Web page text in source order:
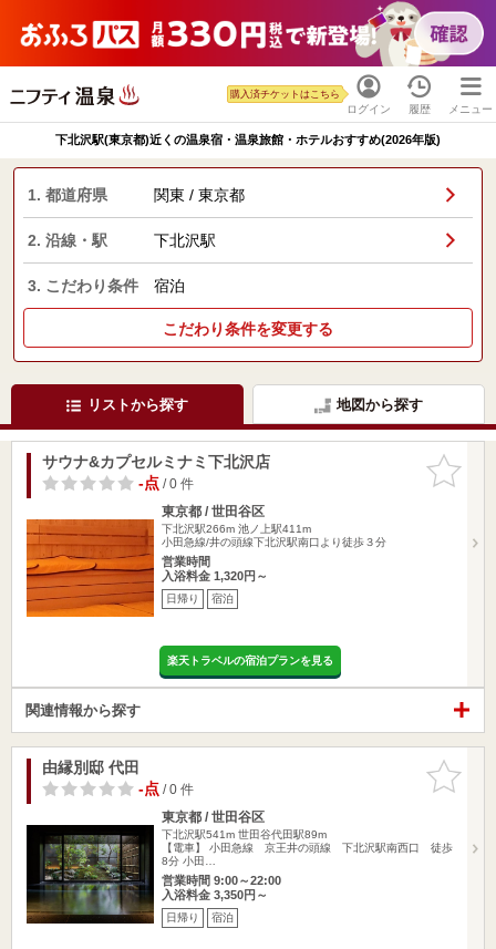
ログイン
購入済チケットはこちら
履歴 メニュー
下北沢駅(東京都)近くの温泉宿・温泉旅館・ホテルおすすめ(2026年版)
1. 都道府県 関東 / 東京都
2. 沿線・駅 下北沢駅
3. こだわり条件 宿泊
こだわり条件を変更する
リストから探す 地図から探す
お気に入
りに追加
サウナ&カプセルミナミ下北沢店
-点/ 0 件
東京都 / 世田谷区
下北沢駅266m 池ノ上駅411m
小田急線/井の頭線下北沢駅南口より徒歩３分
営業時間
入浴料金 1,320円～
日帰り 宿泊
楽天トラベルの宿泊プランを見る
関連情報から探す
お気に入
りに追加
由縁別邸 代田
-点/ 0 件
東京都 / 世田谷区
下北沢駅541m 世田谷代田駅89m
【電車】 小田急線 京王井の頭線 下北沢駅南西口 徒歩
8分 小田…
営業時間 9:00～22:00
入浴料金 3,350円～
日帰り 宿泊